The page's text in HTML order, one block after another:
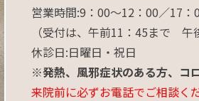
営業時間:9：00～12：00／17：
（受付は、午前11：45まで 午
休診日:日曜日・祝日
※発熱、風邪症状のある方、コ
来院前に必ずお電話でご相談く